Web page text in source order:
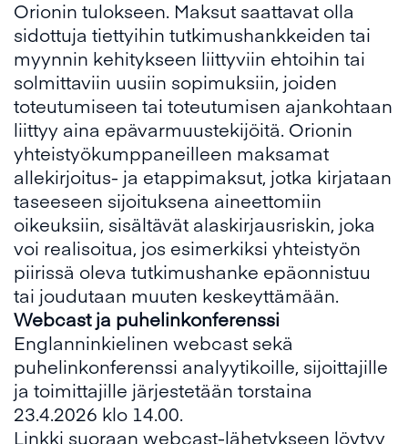
Orionin tulokseen. Maksut saattavat olla
sidottuja tiettyihin tutkimushankkeiden tai
myynnin kehitykseen liittyviin ehtoihin tai
solmittaviin uusiin sopimuksiin, joiden
toteutumiseen tai toteutumisen ajankohtaan
liittyy aina epävarmuustekijöitä. Orionin
yhteistyökumppaneilleen maksamat
allekirjoitus- ja etappimaksut, jotka kirjataan
taseeseen sijoituksena aineettomiin
oikeuksiin, sisältävät alaskirjausriskin, joka
voi realisoitua, jos esimerkiksi yhteistyön
piirissä oleva tutkimushanke epäonnistuu
tai joudutaan muuten keskeyttämään.
Webcast ja puhelinkonferenssi
Englanninkielinen webcast sekä
puhelinkonferenssi analyytikoille, sijoittajille
ja toimittajille järjestetään torstaina
23.4.2026 klo 14.00.
Linkki suoraan webcast-lähetykseen löytyy